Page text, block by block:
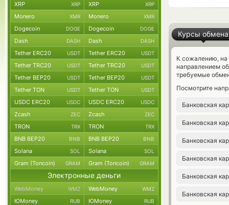
Курсы обмена
К сожалению, на
направлением
требуемые
Посмотрите
Банковская
Банковская
Банковская
Банковская
Банковская
Банковская
XRP XRP XRP XRP
Monero XMR Monero XMR
Dogecoin DOGE Dogecoin DOGE
Dash DASH Dash DASH
Tether ERC20 USDT Tether ERC20 USDT
Tether TRC20 USDT Tether TRC20 USDT
Tether BEP20 USDT Tether BEP20 USDT
Tether TON USDT Tether TON USDT
USDC ERC20 USDC USDC ERC20 USDC
Zcash ZEC Zcash ZEC
TRON TRX TRON TRX
BNB BEP20 BNB BNB BEP20 BNB
Solana SOL Solana SOL
Gram (Toncoin) GRAM Gram (Toncoin) GRAM
Электронные деньги
WebMoney WMZ WebMoney WMZ
ЮMoney RUB ЮMoney RUB